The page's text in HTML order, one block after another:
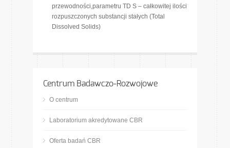
przewodności,parametru TD S – całkowitej ilości
rozpuszczonych substancji stałych (Total
Dissolved Solids)
Centrum Badawczo-Rozwojowe
O centrum
Laboratorium akredytowane CBR
Oferta badań CBR